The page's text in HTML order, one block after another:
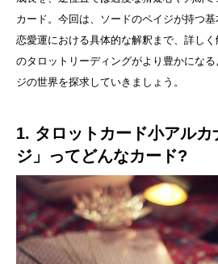
カード。今回は、ソードのペイジが持つ
恋愛運における具体的な解釈まで、詳し
のタロットリーディングがより豊かにな
ジの世界を探求していきましょう。
1. タロットカード小アルカ
ジ」ってどんなカード?